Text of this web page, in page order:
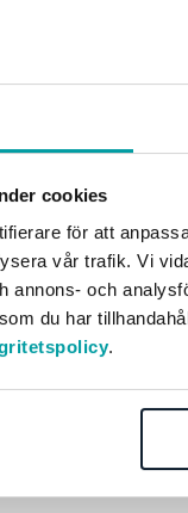
cookies
för att
vår trafik. Vi
annons- och
du har
.